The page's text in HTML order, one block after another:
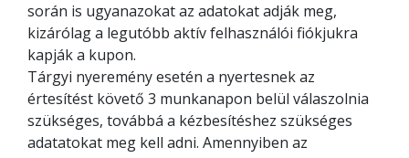
során is ugyanazokat az adatokat adják meg,
kizárólag a legutóbb aktív felhasználói fiókjukra
kapják a kupon.
Tárgyi nyeremény esetén a nyertesnek az
értesítést követő 3 munkanapon belül válaszolnia
szükséges, továbbá a kézbesítéshez szükséges
adatatokat meg kell adni. Amennyiben az